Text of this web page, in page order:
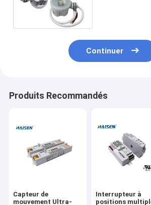
Continuer
Produits Recommandés
Capteur de
mouvement Ultra-
Interrupteur à
positions